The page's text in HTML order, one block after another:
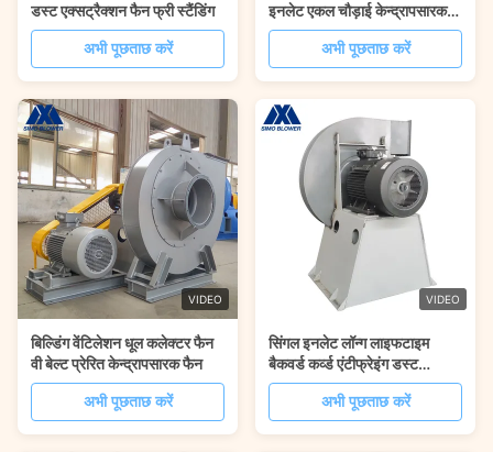
डस्ट एक्सट्रैक्शन फैन फ्री स्टैंडिंग
अभी पूछताछ करें
इनलेट एकल चौड़ाई केन्द्रापसारक
फैन
अभी पूछताछ करें
VIDEO
बिल्डिंग वेंटिलेशन धूल कलेक्टर फैन
वी बेल्ट प्रेरित केन्द्रापसारक फैन
अभी पूछताछ करें
VIDEO
सिंगल इनलेट लॉन्ग लाइफटाइम
बैकवर्ड कर्व्ड एंटीफ्रेइंग डस्ट
कलेक्टर फैन
अभी पूछताछ करें